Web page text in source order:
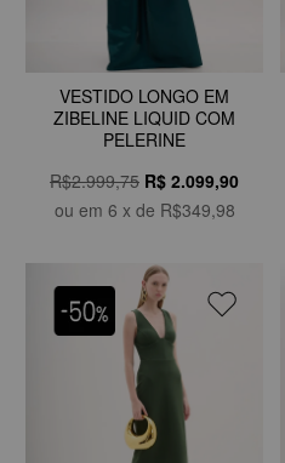
VESTIDO LONGO EM
ZIBELINE LIQUID COM
PELERINE
R$2.999,75 R$ 2.099,90
ou em 6 x de R$349,98